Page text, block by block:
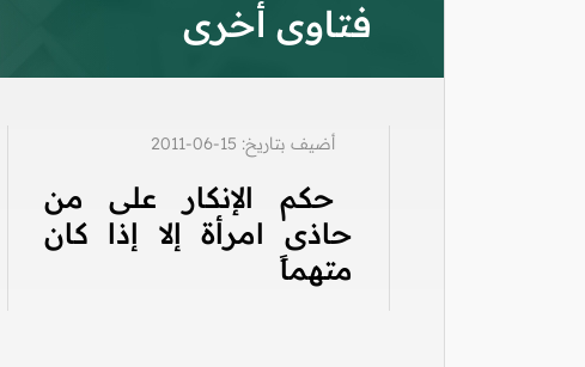
فتاوى أخرى
أضيف بتاريخ: 15-06-2011
حكم الإنكار على من
حاذى امرأة إلا إذا كان
متهماً